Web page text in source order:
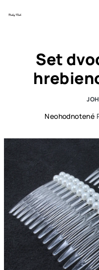
Set
Priemerné
produktu
0,0
5
hviezdičiek.
Neohodnotené